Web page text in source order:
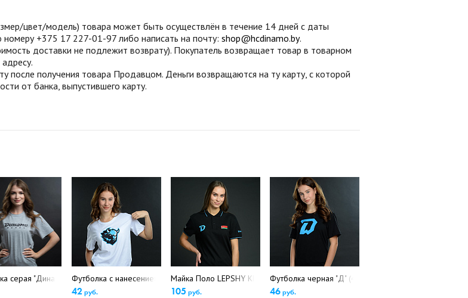
цвет/модель) товара может быть осуществлён в течение 14 дней с даты
+375 17 227-01-97 либо написать на почту: shop@hcdinamo.by.
доставки не подлежит возврату). Покупатель возвращает товар в товарном
после получения товара Продавцом. Деньги возвращаются на ту карту, с которой
от банка, выпустившего карту.
832290(5340)
серая "Динамо-Минск" (5231).Футболка с нанесением белая Зубр (5223)
42 руб.
Майка Поло LEPSHY KLASSIK POLO (5279)
105 руб.
Футболка черная "Д" (4891).
46 руб.